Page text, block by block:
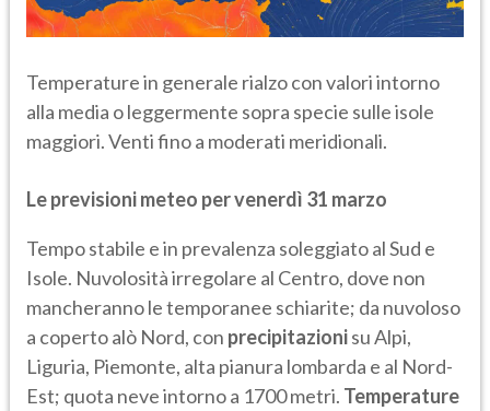
Temperature in generale rialzo con valori intorno
alla media o leggermente sopra specie sulle isole
maggiori. Venti fino a moderati meridionali.
Le previsioni meteo per venerdì 31 marzo
Tempo stabile e in prevalenza soleggiato al Sud e
Isole. Nuvolosità irregolare al Centro, dove non
mancheranno le temporanee schiarite; da nuvoloso
a coperto alò Nord, con precipitazionisu Alpi,
Liguria, Piemonte, alta pianura lombarda e al Nord-
Est; quota neve intorno a 1700 metri. Temperature